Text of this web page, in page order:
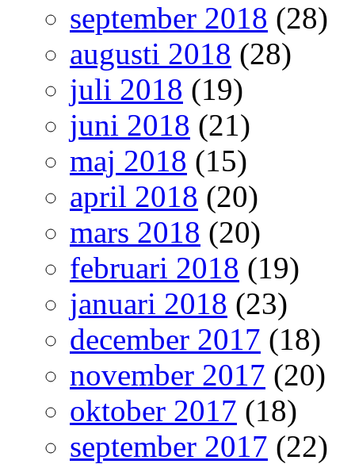
september 2018 (28)
augusti 2018 (28)
juli 2018 (19)
juni 2018 (21)
maj 2018 (15)
april 2018 (20)
mars 2018 (20)
februari 2018 (19)
januari 2018 (23)
december 2017 (18)
november 2017 (20)
oktober 2017 (18)
september 2017 (22)